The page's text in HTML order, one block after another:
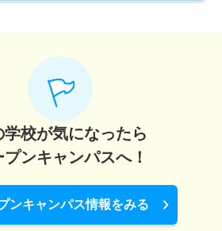
学校が気になったら
プンキャンパスへ！
ンキャンパス情報をみる